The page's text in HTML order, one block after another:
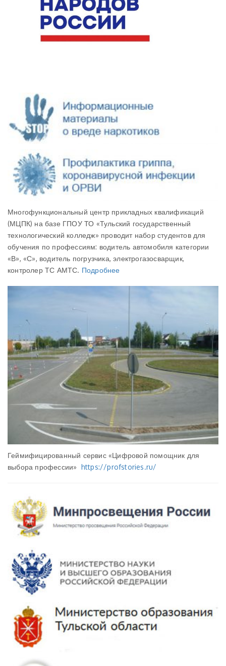
Многофункциональный центр прикладных квалификаций
(МЦПК) на базе ГПОУ ТО «Тульский государственный
технологический колледж» проводит набор студентов для
обучения по профессиям: водитель автомобиля категории
«В», «С», водитель погрузчика, электрогазосварщик,
контролер ТС АМТС. Подробнее
Геймифицированный сервис «Цифровой помощник для
выбора профессии» https://profstories.ru/